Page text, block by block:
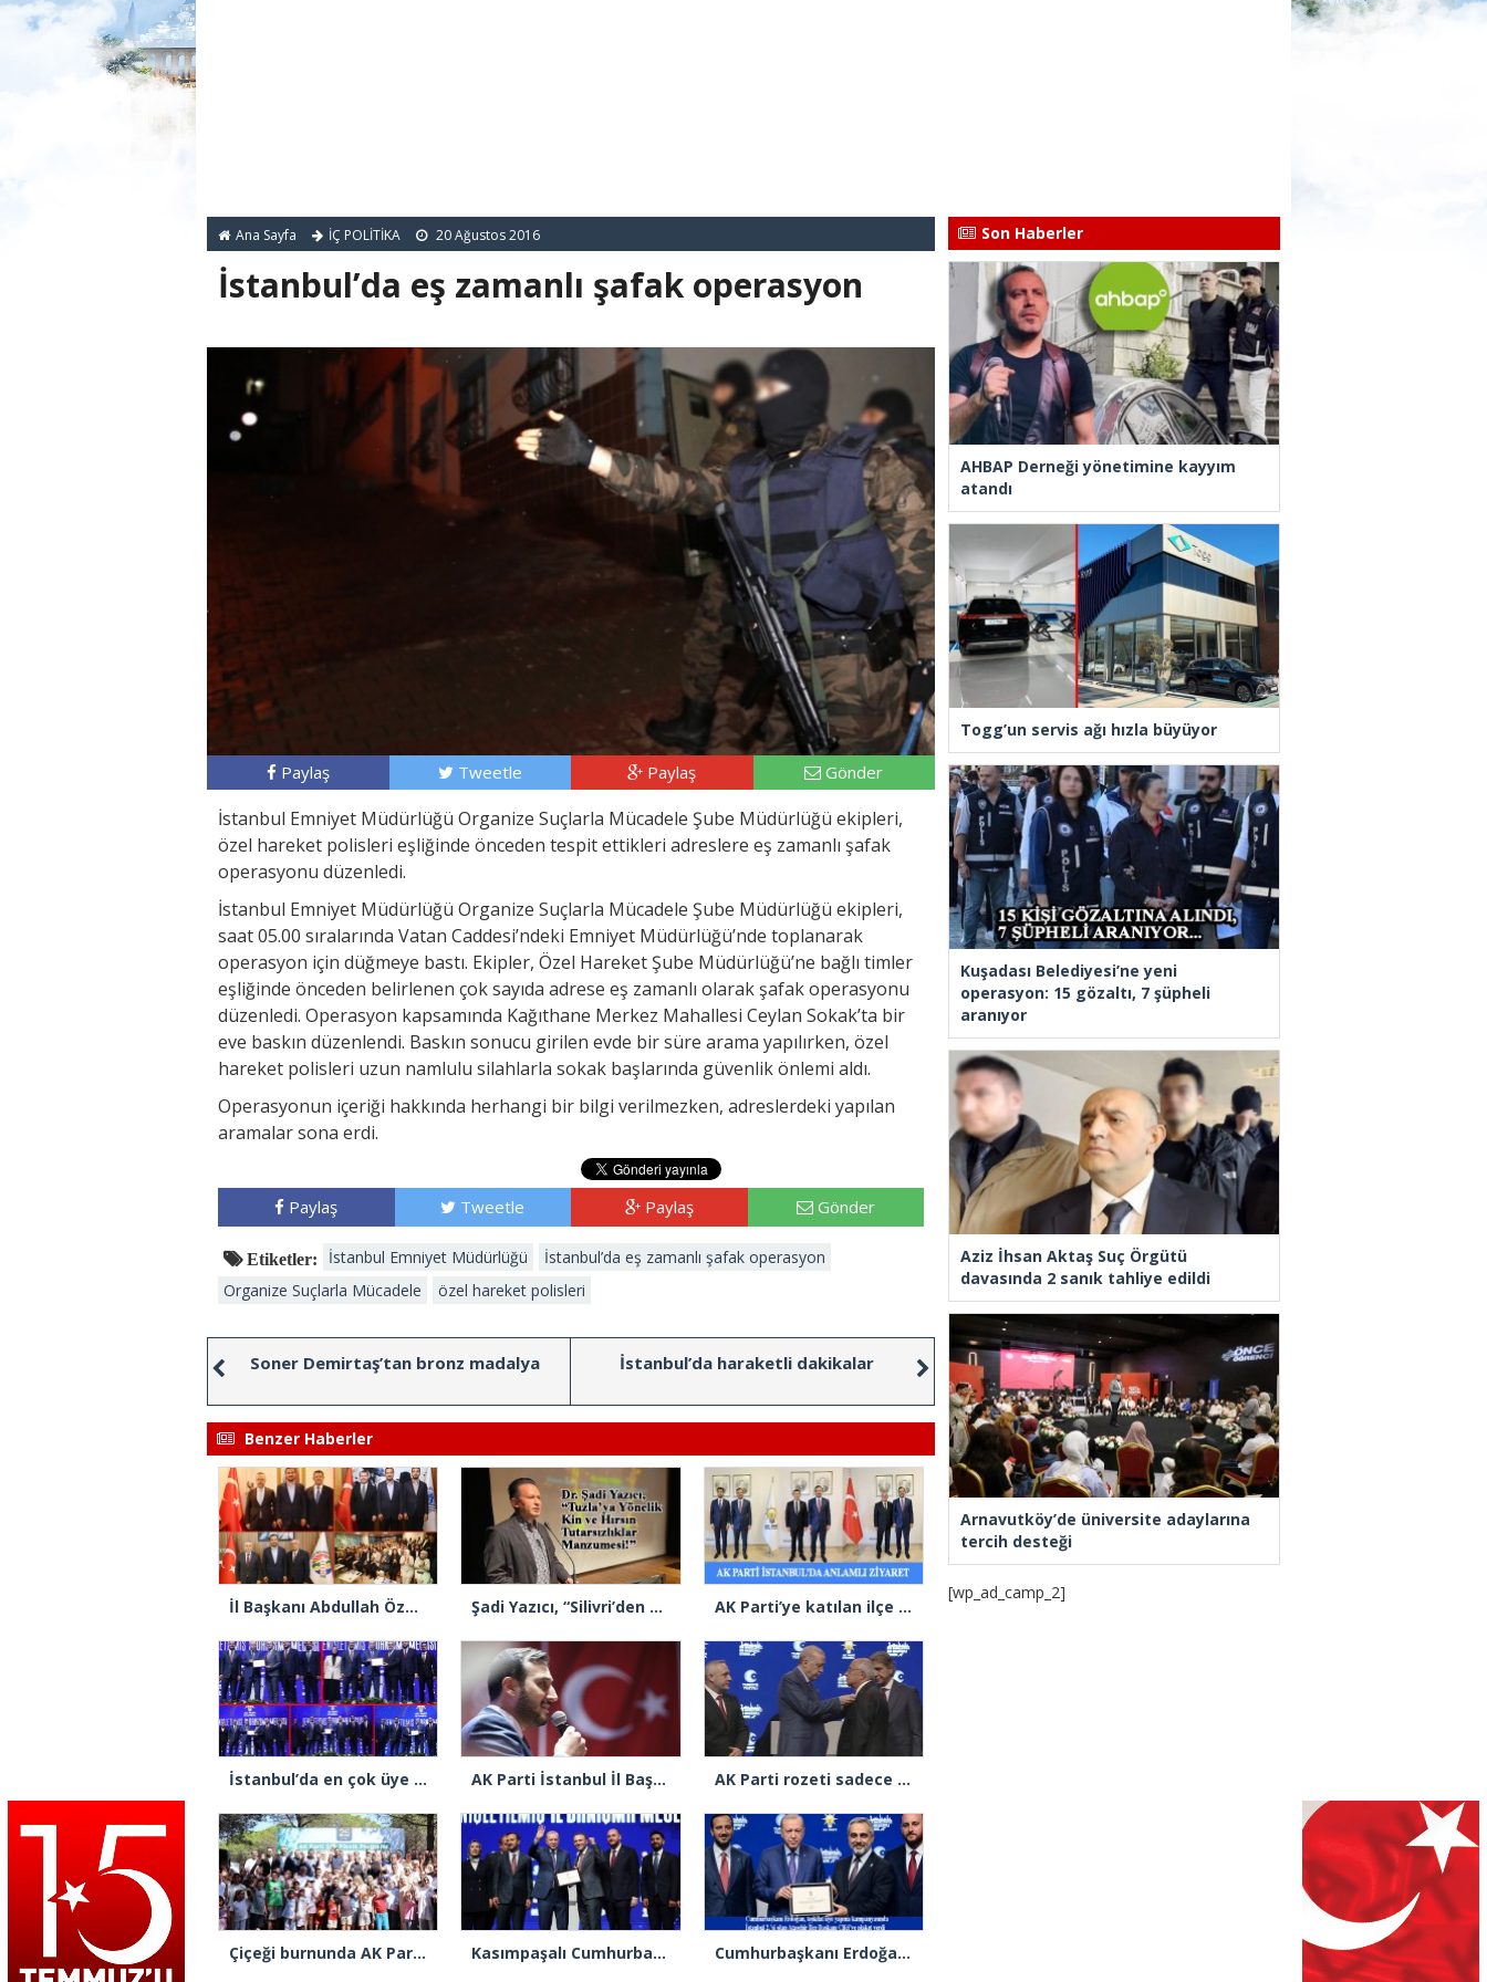
Ana Sayfa İÇ POLİTİKA 20 Ağustos 2016
İstanbul’da eş zamanlı şafak operasyon
Paylaş Tweetle Paylaş Gönder
İstanbul Emniyet Müdürlüğü Organize Suçlarla Mücadele Şube Müdürlüğü ekipleri,
özel hareket polisleri eşliğinde önceden tespit ettikleri adreslere eş zamanlı şafak
operasyonu düzenledi.
İstanbul Emniyet Müdürlüğü Organize Suçlarla Mücadele Şube Müdürlüğü ekipleri,
saat 05.00 sıralarında Vatan Caddesi’ndeki Emniyet Müdürlüğü’nde toplanarak
operasyon için düğmeye bastı. Ekipler, Özel Hareket Şube Müdürlüğü’ne bağlı timler
eşliğinde önceden belirlenen çok sayıda adrese eş zamanlı olarak şafak operasyonu
düzenledi. Operasyon kapsamında Kağıthane Merkez Mahallesi Ceylan Sokak’ta bir
eve baskın düzenlendi. Baskın sonucu girilen evde bir süre arama yapılırken, özel
hareket polisleri uzun namlulu silahlarla sokak başlarında güvenlik önlemi aldı.
Operasyonun içeriği hakkında herhangi bir bilgi verilmezken, adreslerdeki yapılan
aramalar sona erdi.
Paylaş Tweetle Paylaş Gönder
Etiketler: İstanbul Emniyet Müdürlüğü
İstanbul’da eş zamanlı şafak operasyon
Organize Suçlarla Mücadele
özel hareket polisleri
Soner Demirtaş’tan bronz madalya İstanbul’da haraketli dakikalar
Benzer Haberler
İl Başkanı Abdullah Özdemir: “AK Parti’nin kapısı milletine hizmet etmek isteyen herkese açıktır” Şadi Yazıcı, “Silivri’den alınan talimatla hakkımda karalama kampanyası yürütülüyor” AK Parti’ye katılan ilçe belediye başkanlarından İl Başkanı Özdemir’e ziyaret
İstanbul’da en çok üye yapan ilçe başkanları beratlarını Cumhurbaşkanı Erdoğan’ın elinden aldı AK Parti İstanbul İl Başkanı Abdullah Özdemir’den Ertuğrul Özkök’e “Franco” tepkisi AK Parti rozeti sadece yakaya mı takıldı, yoksa gönüle takılmadı mı?
Çiçeği burnunda AK Parti’li Şile Belediye Başkan Vekili Sacit Terzi, teşkilatlarla piknikte buluştu Kasımpaşalı Cumhurbaşkanı Erdoğan’dan İstanbul üye birincisi Beyoğlu İlçe Başkanı Kasım Fırat’a plaket Cumhurbaşkanı Erdoğan 2.’cilik plaketi verdiği Burak Çifci’den Ataşehir seçimlerini kazanma sözünü aldı
Son Haberler
AHBAP Derneği yönetimine kayyım
atandı
Togg’un servis ağı hızla büyüyor
Kuşadası Belediyesi’ne yeni
operasyon: 15 gözaltı, 7 şüpheli
aranıyor
Aziz İhsan Aktaş Suç Örgütü
davasında 2 sanık tahliye edildi
Arnavutköy’de üniversite adaylarına
tercih desteği
[wp_ad_camp_2]